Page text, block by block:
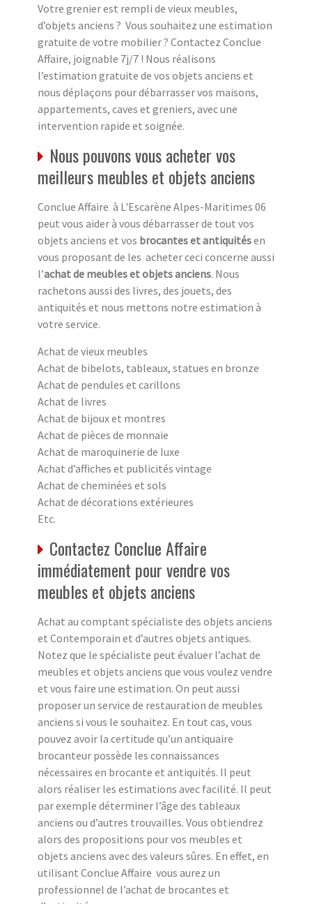
Votre grenier est rempli de vieux meubles,
d’objets anciens ? Vous souhaitez une estimation
gratuite de votre mobilier ? Contactez Conclue
Affaire, joignable 7j/7 ! Nous réalisons
l’estimation gratuite de vos objets anciens et
nous déplaçons pour débarrasser vos maisons,
appartements, caves et greniers, avec une
intervention rapide et soignée.
Nous pouvons vous acheter vos
meilleurs meubles et objets anciens
Conclue Affaire à L'Escarène Alpes-Maritimes 06
peut vous aider à vous débarrasser de tout vos
objets anciens et vos brocantes et antiquitésen
vous proposant de les acheter ceci concerne aussi
l’achat de meubles et objets anciens. Nous
rachetons aussi des livres, des jouets, des
antiquités et nous mettons notre estimation à
votre service.
Achat de vieux meubles
Achat de bibelots, tableaux, statues en bronze
Achat de pendules et carillons
Achat de livres
Achat de bijoux et montres
Achat de pièces de monnaie
Achat de maroquinerie de luxe
Achat d’affiches et publicités vintage
Achat de cheminées et sols
Achat de décorations extérieures
Etc.
Contactez Conclue Affaire
immédiatement pour vendre vos
meubles et objets anciens
Achat au comptant spécialiste des objets anciens
et Contemporain et d’autres objets antiques.
Notez que le spécialiste peut évaluer l’achat de
meubles et objets anciens que vous voulez vendre
et vous faire une estimation. On peut aussi
proposer un service de restauration de meubles
anciens si vous le souhaitez. En tout cas, vous
pouvez avoir la certitude qu’un antiquaire
brocanteur possède les connaissances
nécessaires en brocante et antiquités. Il peut
alors réaliser les estimations avec facilité. Il peut
par exemple déterminer l’âge des tableaux
anciens ou d’autres trouvailles. Vous obtiendrez
alors des propositions pour vos meubles et
objets anciens avec des valeurs sûres. En effet, en
utilisant Conclue Affaire vous aurez un
professionnel de l’achat de brocantes et